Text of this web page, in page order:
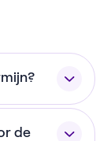
na het
de